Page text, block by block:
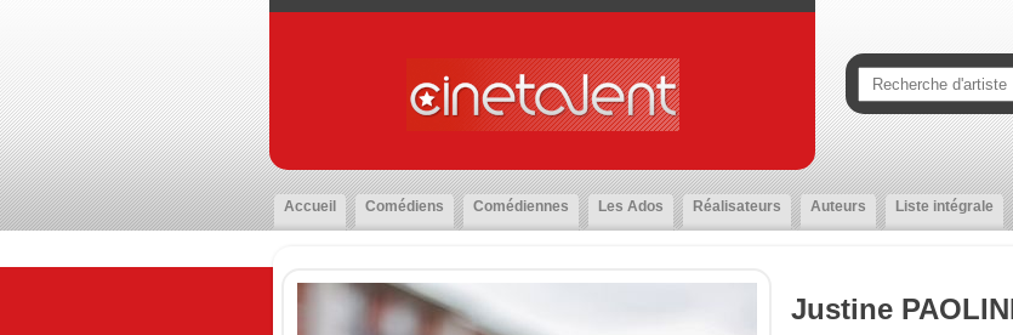
Accueil Comédiens Comédiennes Les Ados Réalisateurs Auteurs Liste intégrale
Justine